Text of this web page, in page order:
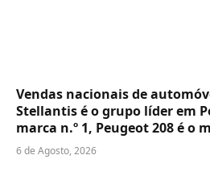
Vendas nacionais de
Stellantis é o grupo líder em
marca n.º 1, Peugeot 208 é o
6 de Agosto, 2026